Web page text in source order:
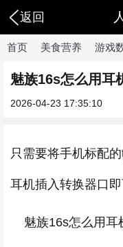
返回
首页 美食营养 游戏
魅族16s怎么用耳
2026-04-23 17:35:10
只需要将手机标配
耳机插入转换器口即
魅族16s怎么用耳